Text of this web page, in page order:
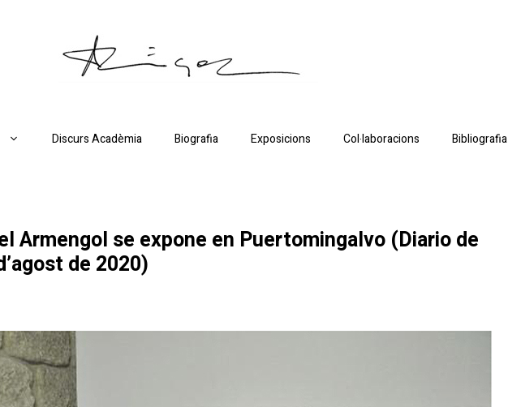
Discurs Acadèmia Biografia Exposicions Col·laboracions Bibliografia
Armengol se expone en Puertomingalvo (Diario de
de 2020)